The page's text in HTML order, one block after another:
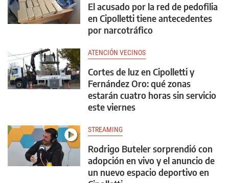
El acusado por la red de pedofilia
en Cipolletti tiene antecedentes
por narcotráfico
ATENCIÓN VECINOS
Cortes de luz en Cipolletti y
Fernández Oro: qué zonas
estarán cuatro horas sin servicio
este viernes
STREAMING
Rodrigo Buteler sorprendió con
adopción en vivo y el anuncio de
un nuevo espacio deportivo en